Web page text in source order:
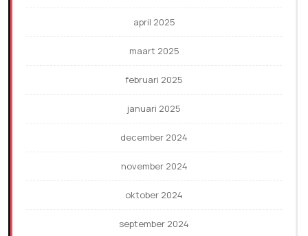
april 2025
maart 2025
februari 2025
januari 2025
december 2024
november 2024
oktober 2024
september 2024